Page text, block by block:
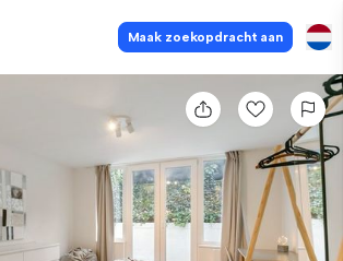
Maak zoekopdracht aan